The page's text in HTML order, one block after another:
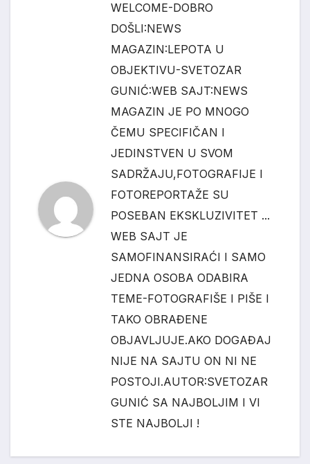
WELCOME-DOBRO
DOŠLI:NEWS
MAGAZIN:LEPOTA U
OBJEKTIVU-SVETOZAR
GUNIĆ:WEB SAJT:NEWS
MAGAZIN JE PO MNOGO
ČEMU SPECIFIČAN I
JEDINSTVEN U SVOM
SADRŽAJU,FOTOGRAFIJE I
FOTOREPORTAŽE SU
POSEBAN EKSKLUZIVITET ...
WEB SAJT JE
SAMOFINANSIRAĆI I SAMO
JEDNA OSOBA ODABIRA
TEME-FOTOGRAFIŠE I PIŠE I
TAKO OBRAĐENE
OBJAVLJUJE.AKO DOGAĐAJ
NIJE NA SAJTU ON NI NE
POSTOJI.AUTOR:SVETOZAR
GUNIĆ SA NAJBOLJIM I VI
STE NAJBOLJI !